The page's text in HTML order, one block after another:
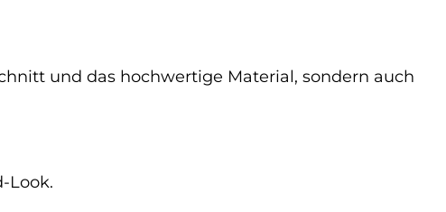
und das hochwertige Material, sondern auch
Look.